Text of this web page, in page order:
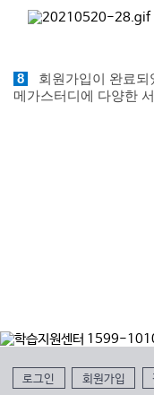
8
회원가입이 완료되
메가스터디에 다양한
로그인 회원가입